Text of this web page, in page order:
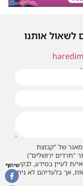
לשאול אותנו
בהקדם
של "קבוצת
"חרדים ירושלים")
ת לעיין במידע, לבקש
אך בלעדיהם לא ניתן
שיתוף